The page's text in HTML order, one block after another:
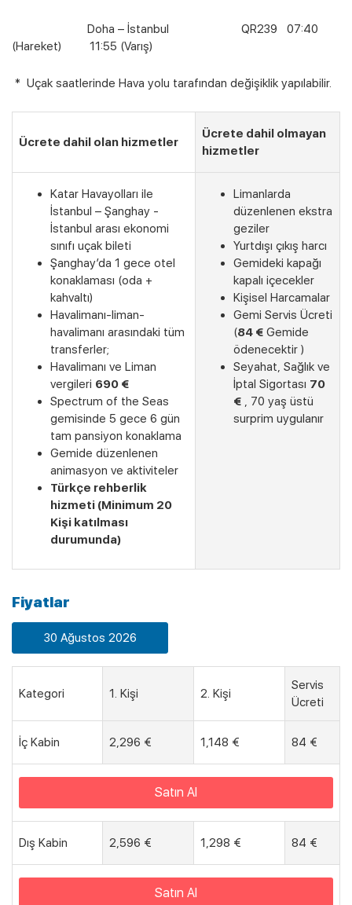
Son Kabinler
Doha – İstanbul QR239 07:40
(Hareket) 11:55 (Varış)
* Uçak saatlerinde Hava yolu tarafından değişiklik yapılabilir.
Ücrete dahil olan hizmetler
Ücrete dahil olmayan
hizmetler
Katar Havayolları ile
İstanbul – Şanghay -
İstanbul arası ekonomi
sınıfı uçak bileti
Şanghay’da 1 gece otel
konaklaması (oda +
kahvaltı)
Havalimanı-liman-
havalimanı arasındaki tüm
transferler;
Havalimanı ve Liman
vergileri 690 €
Spectrum of the Seas
gemisinde 5 gece 6 gün
tam pansiyon konaklama
Gemide düzenlenen
animasyon ve aktiviteler
Türkçe rehberlik
hizmeti (Minimum 20
Kişi katılması
durumunda)
Limanlarda
düzenlenen ekstra
geziler
Yurtdışı çıkış harcı
Gemideki kapağı
kapalı içecekler
Kişisel Harcamalar
Gemi Servis Ücreti
(84 € Gemide
ödenecektir )
Seyahat, Sağlık ve
İptal Sigortası 70
€ , 70 yaş üstü
surprim uygulanır
Fiyatlar
30 Ağustos 2026
Kategori 1. Kişi 2. Kişi
Servis
Ücreti
İç Kabin 2,296 € 1,148 € 84 €
Satın Al
Dış Kabin 2,596 € 1,298 € 84 €
Satın Al